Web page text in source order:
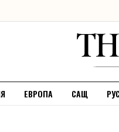
ЕВРОПА САЩ